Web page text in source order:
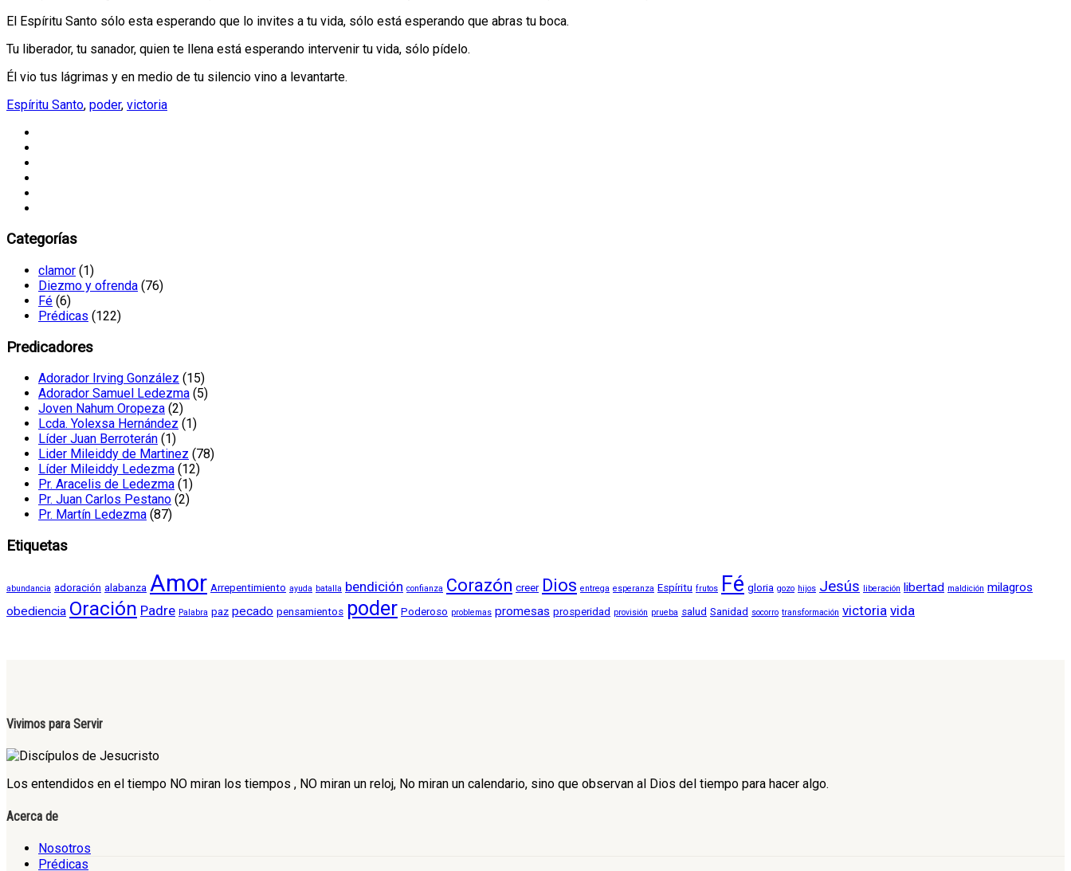
El Espíritu Santo sólo esta esperando que lo invites a tu vida, sólo está esperando que abras tu boca.
Tu liberador, tu sanador, quien te llena está esperando intervenir tu vida, sólo pídelo.
Él vio tus lágrimas y en medio de tu silencio vino a levantarte.
Espíritu Santo, poder, victoria
Categorías
clamor (1)
Diezmo y ofrenda (76)
Fé (6)
Prédicas (122)
Predicadores
Adorador Irving González (15)
Adorador Samuel Ledezma (5)
Joven Nahum Oropeza (2)
Lcda. Yolexsa Hernández (1)
Líder Juan Berroterán (1)
Lider Mileiddy de Martinez (78)
Líder Mileiddy Ledezma (12)
Pr. Aracelis de Ledezma (1)
Pr. Juan Carlos Pestano (2)
Pr. Martín Ledezma (87)
Etiquetas
abundancia adoración alabanza Amor Arrepentimiento ayuda batalla bendición confianza Corazón creer Dios entrega esperanza Espíritu frutos Fé gloria gozo hijos Jesús liberación libertad maldición milagros
obediencia Oración Padre Palabra paz pecado pensamientos poder Poderoso problemas promesas prosperidad provisión prueba salud Sanidad socorro transformación victoria vida
Vivimos para Servir
Los entendidos en el tiempo NO miran los tiempos , NO miran un reloj, No miran un calendario, sino que observan al Dios del tiempo para hacer algo.
Acerca de
Nosotros
Prédicas